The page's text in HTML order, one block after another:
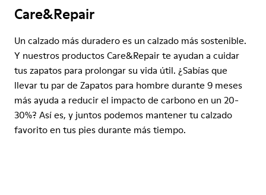
Care&Repair
Un calzado más duradero es un calzado más sostenible.
Y nuestros productos Care&Repair te ayudan a cuidar
tus zapatos para prolongar su vida útil. ¿Sabías que
llevar tu par de Zapatos para hombre durante 9 meses
más ayuda a reducir el impacto de carbono en un 20-
30%? Así es, y juntos podemos mantener tu calzado
favorito en tus pies durante más tiempo.